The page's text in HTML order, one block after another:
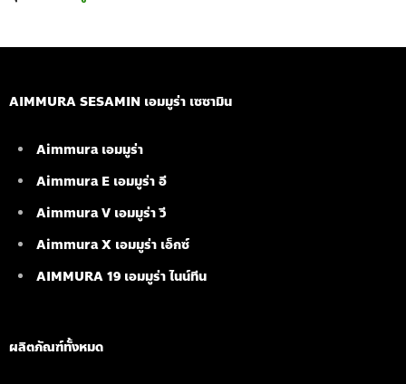
AIMMURA SESAMIN เอมมูร่า เซซามิน
Aimmura เอมมูร่า
Aimmura E เอมมูร่า อี
Aimmura V เอมมูร่า วี
Aimmura X เอมมูร่า เอ็กซ์
AIMMURA 19 เอมมูร่า ไนน์ทีน
ผลิตภัณฑ์ทั้งหมด